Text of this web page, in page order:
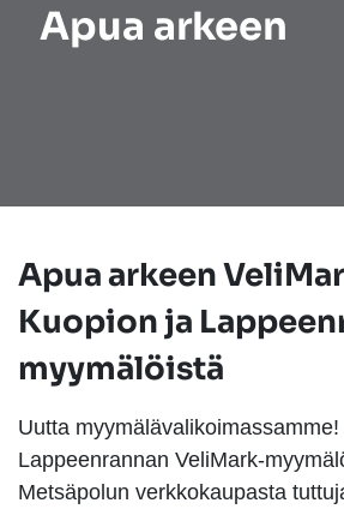
Apua arkeen
Apua arkeen
Kuopion ja
myymälöistä
Uutta
Lappeenrannan VeliMark-
Metsäpolun verkkokaupasta